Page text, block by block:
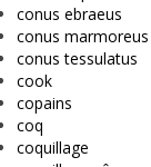
conus ebraeus
conus marmoreus
conus tessulatus
cook
copains
coq
coquillage